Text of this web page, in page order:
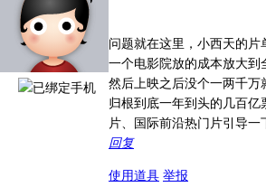
问题就在这里，小西天的
一个电影院放的成本放大
然后上映之后没个一两千
归根到底一年到头的几百
片、国际前沿热门片引导
回复
使用道具 举报